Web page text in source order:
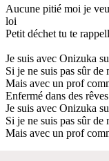
Aucune pitié moi je
loi
Petit déchet tu te
Je suis avec Onizuka
Si je ne suis pas sûr de
Mais avec un prof
Enfermé dans des
Je suis avec Onizuka
Si je ne suis pas sûr de
Mais avec un prof